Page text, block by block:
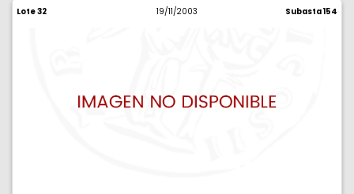
Lote 32 19/11/2003 Subasta 154